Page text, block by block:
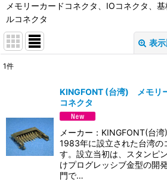
メモリーカードコネクタ、IOコネクタ、
ルコネクタ
表
絞り込む
1件
KINGFONT (台湾) メモリ
コネクタ
メーカー：KINGFONT(台湾
1983年に設立された台湾の
す。設立当初は、スタンピ
けプログレッシブ金型の開
門で…